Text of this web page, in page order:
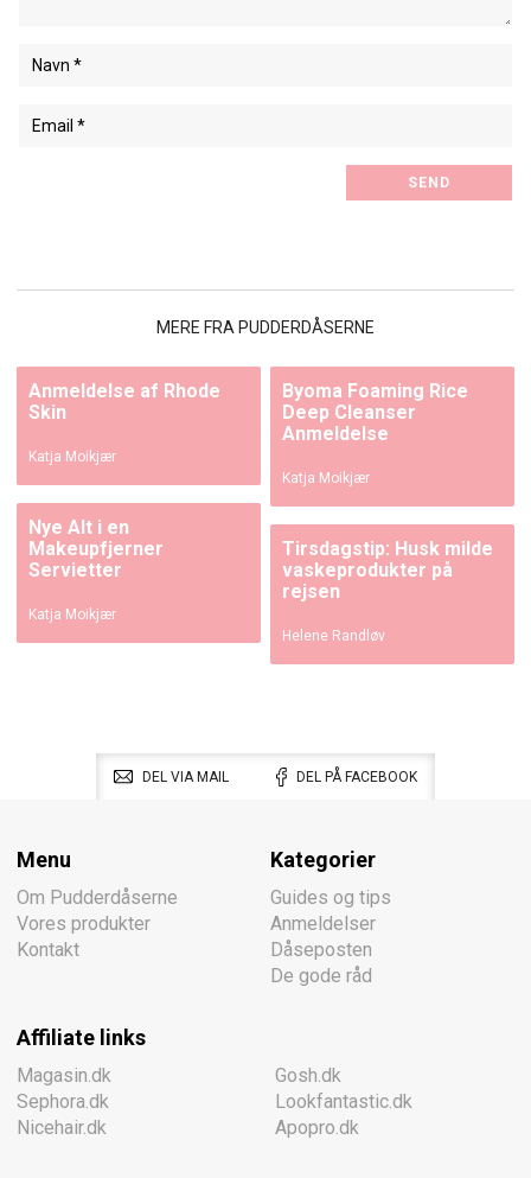
MERE FRA PUDDERDÅSERNE
Anmeldelse af Rhode
Skin
Katja Moikjær
Byoma Foaming Rice
Deep Cleanser
Anmeldelse
Katja Moikjær
Nye Alt i en
Makeupfjerner
Servietter
Katja Moikjær
Tirsdagstip: Husk milde
vaskeprodukter på
rejsen
Helene Randløv
DEL VIA MAIL DEL PÅ FACEBOOK
Menu
Om Pudderdåserne
Vores produkter
Kontakt
Kategorier
Guides og tips
Anmeldelser
Dåseposten
De gode råd
Affiliate links
Magasin.dk
Sephora.dk
Nicehair.dk
Gosh.dk
Lookfantastic.dk
Apopro.dk